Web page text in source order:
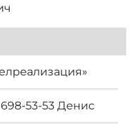
698-53-53 Денис